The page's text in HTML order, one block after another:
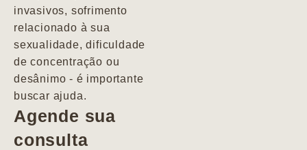
invasivos, sofrimento
relacionado à sua
sexualidade, dificuldade
de concentração ou
desânimo - é importante
buscar ajuda.
Agende sua
consulta